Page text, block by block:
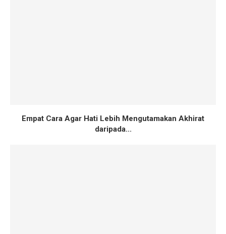
Empat Cara Agar Hati Lebih Mengutamakan Akhirat
daripada...